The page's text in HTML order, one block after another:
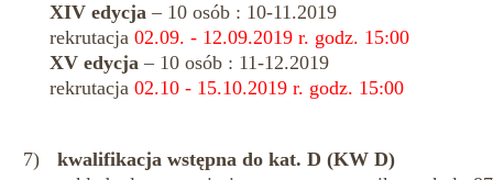
XIV edycja – 10 osób : 10-11.2019
rekrutacja 02.09. - 12.09.2019 r. godz. 15:00
XV edycja – 10 osób : 11-12.2019
rekrutacja 02.10 - 15.10.2019 r. godz. 15:00
7)
kwalifikacja wstępna do kat. D (KW D)